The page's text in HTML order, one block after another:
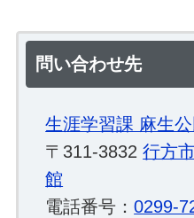
問い合わせ先
生涯学習課 麻生
〒311-3832行方
館
電話番号：0299-